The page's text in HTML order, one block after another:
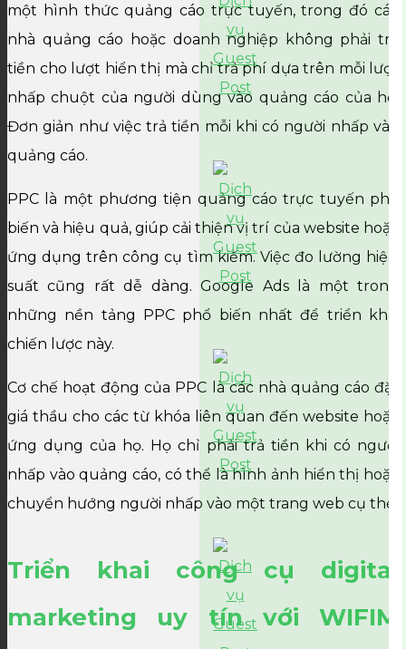
một hình thức quảng cáo trực tuyến, trong đó các
nhà quảng cáo hoặc doanh nghiệp không phải trả
tiền cho lượt hiển thị mà chỉ trả phí dựa trên mỗi lượt
nhấp chuột của người dùng vào quảng cáo của họ.
Đơn giản như việc trả tiền mỗi khi có người nhấp vào
quảng cáo.
PPC là một phương tiện quảng cáo trực tuyến phổ
biến và hiệu quả, giúp cải thiện vị trí của website hoặc
ứng dụng trên công cụ tìm kiếm. Việc đo lường hiệu
suất cũng rất dễ dàng. Google Ads là một trong
những nền tảng PPC phổ biến nhất để triển khai
chiến lược này.
Cơ chế hoạt động của PPC là các nhà quảng cáo đặt
giá thầu cho các từ khóa liên quan đến website hoặc
ứng dụng của họ. Họ chỉ phải trả tiền khi có người
nhấp vào quảng cáo, có thể là hình ảnh hiển thị hoặc
chuyển hướng người nhấp vào một trang web cụ thể.
Triển khai công cụ digital
marketing uy tín với WIFIM